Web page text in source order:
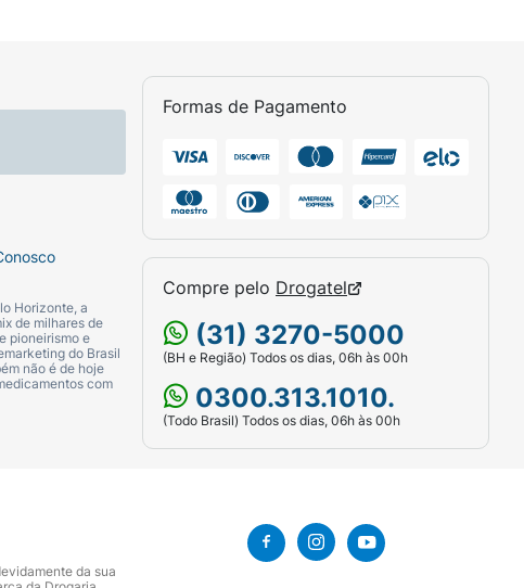
Horizonte, a
de milhares de
pioneirismo e
do Brasil
não é de hoje
com
Formas de Pagamento
Compre pelo Drogatel
(31) 3270-5000
(BH e Região) Todos os dias, 06h às 00h
0300.313.1010.
(Todo Brasil) Todos os dias, 06h às 00h
da sua